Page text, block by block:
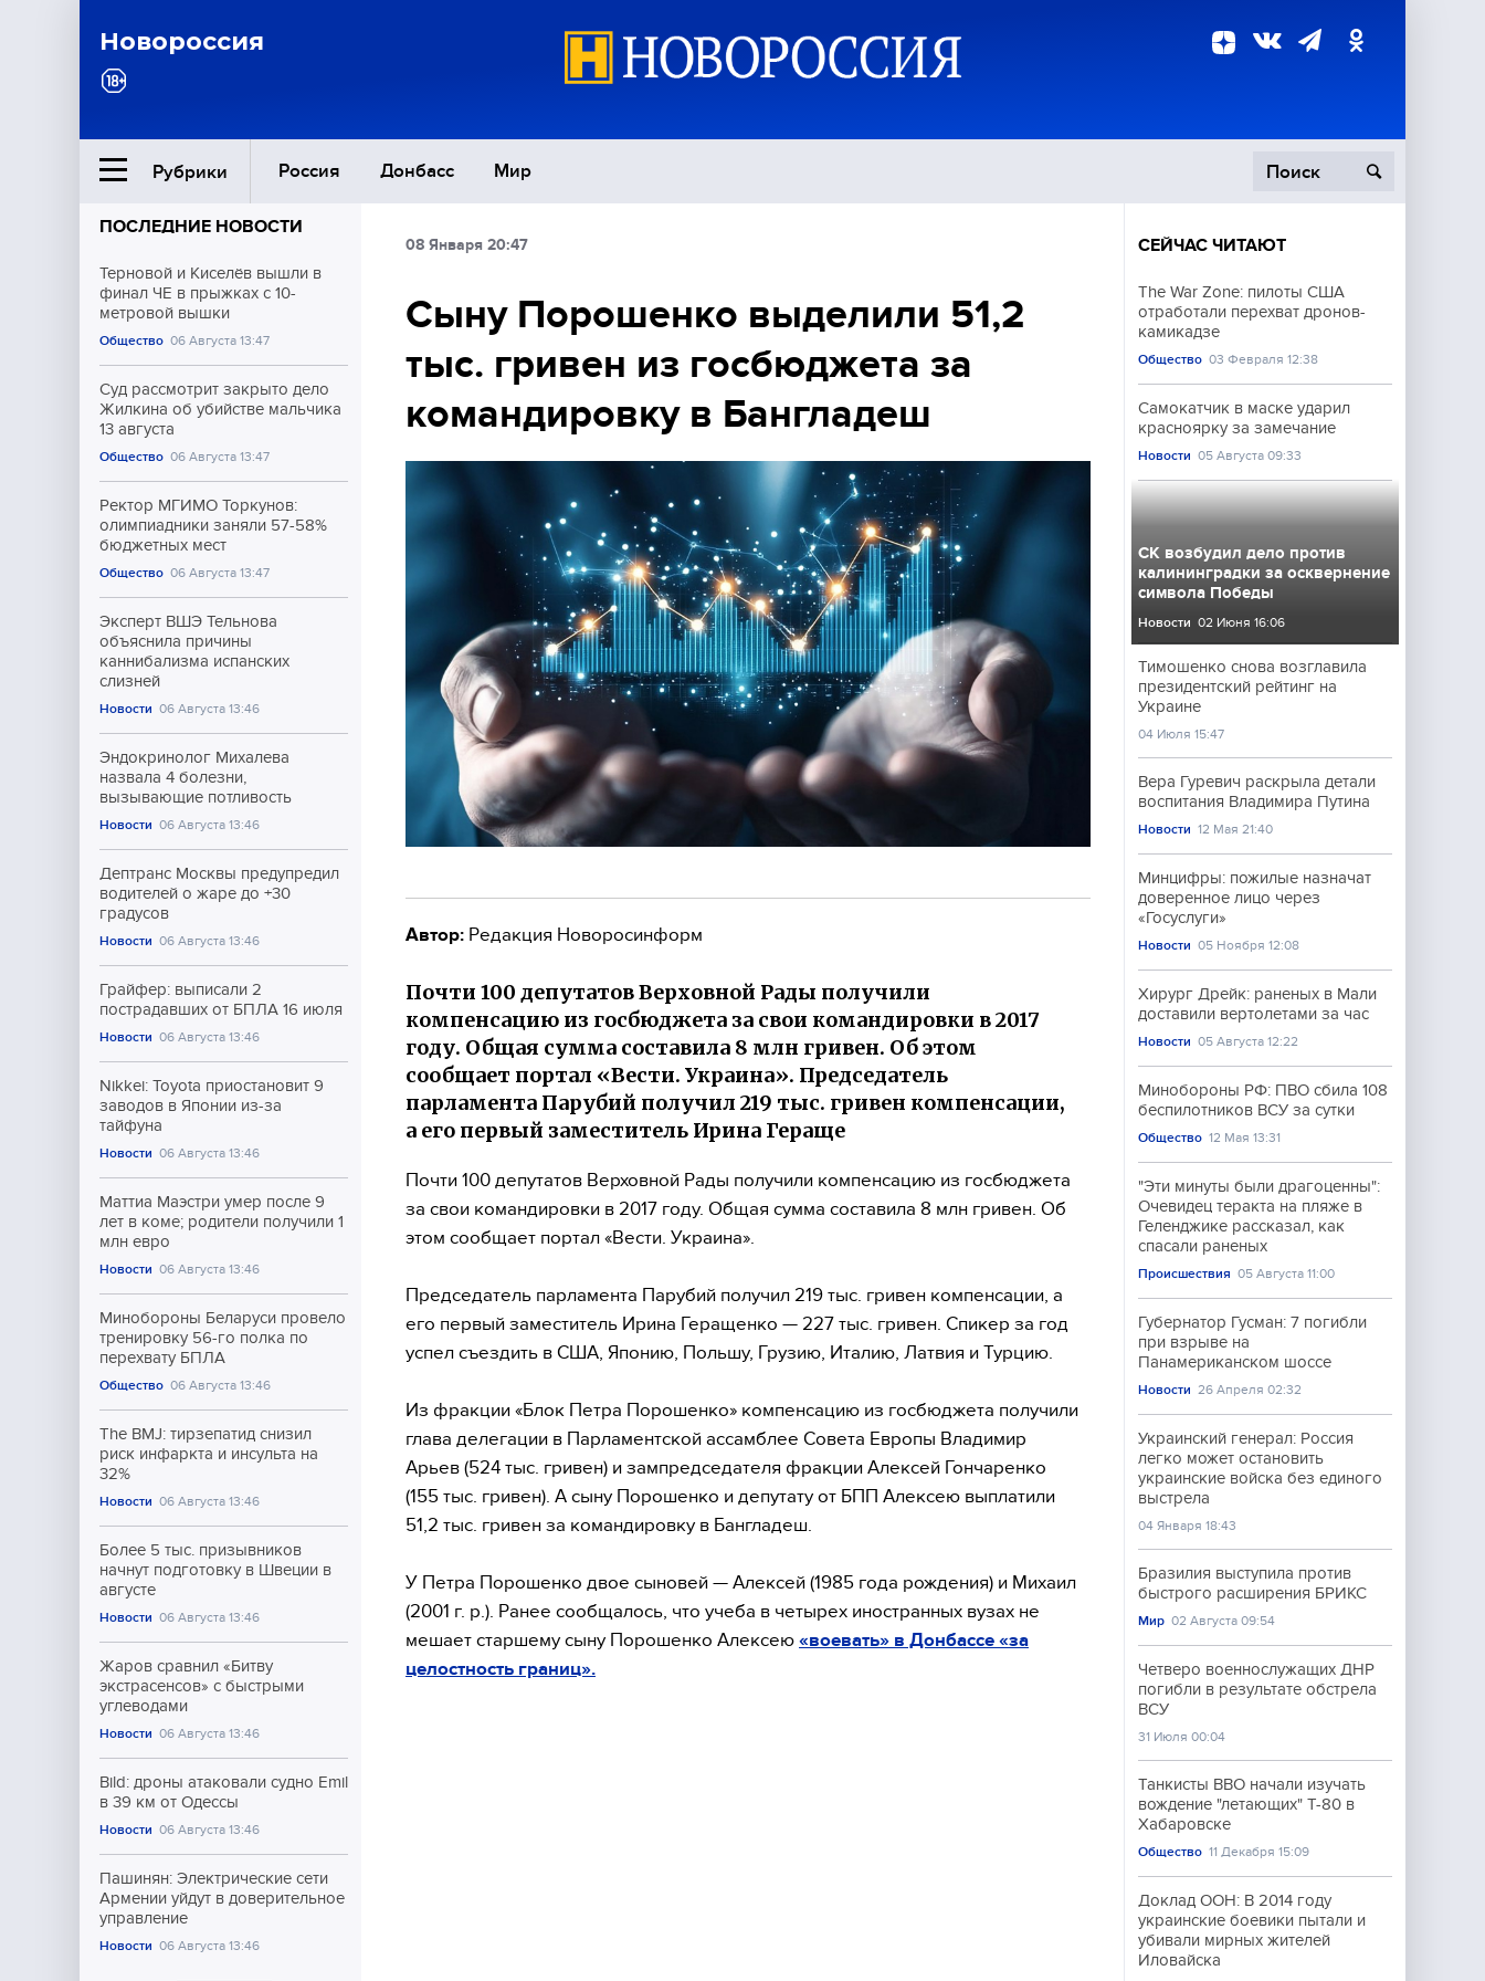
Новороссия
Рубрики Россия Донбасс Мир
Ближний Восток
Общество
Экономика
Происшествия
Культура
ПОСЛЕДНИЕ НОВОСТИ
Терновой и Киселёв вышли в
финал ЧЕ в прыжках с 10-
метровой вышки
Общество 06 Августа 13:47
Суд рассмотрит закрыто дело
Жилкина об убийстве мальчика
13 августа
Общество 06 Августа 13:47
Ректор МГИМО Торкунов:
олимпиадники заняли 57-58%
бюджетных мест
Общество 06 Августа 13:47
Эксперт ВШЭ Тельнова
объяснила причины
каннибализма испанских
слизней
Новости 06 Августа 13:46
Эндокринолог Михалева
назвала 4 болезни,
вызывающие потливость
Новости 06 Августа 13:46
Дептранс Москвы предупредил
водителей о жаре до +30
градусов
Новости 06 Августа 13:46
Грайфер: выписали 2
пострадавших от БПЛА 16 июля
Новости 06 Августа 13:46
Nikkei: Toyota приостановит 9
заводов в Японии из-за
тайфуна
Новости 06 Августа 13:46
Маттиа Маэстри умер после 9
лет в коме; родители получили 1
млн евро
Новости 06 Августа 13:46
Минобороны Беларуси провело
тренировку 56-го полка по
перехвату БПЛА
Общество 06 Августа 13:46
The BMJ: тирзепатид снизил
риск инфаркта и инсульта на
32%
Новости 06 Августа 13:46
Более 5 тыс. призывников
начнут подготовку в Швеции в
августе
Новости 06 Августа 13:46
Жаров сравнил «Битву
экстрасенсов» с быстрыми
углеводами
Новости 06 Августа 13:46
Bild: дроны атаковали судно Emil
в 39 км от Одессы
Новости 06 Августа 13:46
Пашинян: Электрические сети
Армении уйдут в доверительное
управление
Новости 06 Августа 13:46
08 Января 20:47
Сыну Порошенко выделили 51,2
тыс. гривен из госбюджета за
командировку в Бангладеш
Автор: Редакция Новоросинформ
Почти 100 депутатов Верховной Рады получили
компенсацию из госбюджета за свои командировки в 2017
году. Общая сумма составила 8 млн гривен. Об этом
сообщает портал «Вести. Украина». Председатель
парламента Парубий получил 219 тыс. гривен компенсации,
а его первый заместитель Ирина Гераще
Почти 100 депутатов Верховной Рады получили компенсацию из госбюджета
за свои командировки в 2017 году. Общая сумма составила 8 млн гривен. Об
этом сообщает портал «Вести. Украина».
Председатель парламента Парубий получил 219 тыс. гривен компенсации, а
его первый заместитель Ирина Геращенко — 227 тыс. гривен. Спикер за год
успел съездить в США, Японию, Польшу, Грузию, Италию, Латвия и Турцию.
Из фракции «Блок Петра Порошенко» компенсацию из госбюджета получили
глава делегации в Парламентской ассамблее Совета Европы Владимир
Арьев (524 тыс. гривен) и зампредседателя фракции Алексей Гончаренко
(155 тыс. гривен). А сыну Порошенко и депутату от БПП Алексею выплатили
51,2 тыс. гривен за командировку в Бангладеш.
У Петра Порошенко двое сыновей — Алексей (1985 года рождения) и Михаил
(2001 г. р.). Ранее сообщалось, что учеба в четырех иностранных вузах не
мешает старшему сыну Порошенко Алексею «воевать» в Донбассе «за
целостность границ».
СЕЙЧАС ЧИТАЮТ
The War Zone: пилоты США
отработали перехват дронов-
камикадзе
Общество 03 Февраля 12:38
Самокатчик в маске ударил
красноярку за замечание
Новости 05 Августа 09:33
СК возбудил дело против
калининградки за осквернение
символа Победы
Новости 02 Июня 16:06
Тимошенко снова возглавила
президентский рейтинг на
Украине
04 Июля 15:47
Вера Гуревич раскрыла детали
воспитания Владимира Путина
Новости 12 Мая 21:40
Минцифры: пожилые назначат
доверенное лицо через
«Госуслуги»
Новости 05 Ноября 12:08
Хирург Дрейк: раненых в Мали
доставили вертолетами за час
Новости 05 Августа 12:22
Минобороны РФ: ПВО сбила 108
беспилотников ВСУ за сутки
Общество 12 Мая 13:31
"Эти минуты были драгоценны":
Очевидец теракта на пляже в
Геленджике рассказал, как
спасали раненых
Происшествия 05 Августа 11:00
Губернатор Гусман: 7 погибли
при взрыве на
Панамериканском шоссе
Новости 26 Апреля 02:32
Украинский генерал: Россия
легко может остановить
украинские войска без единого
выстрела
04 Января 18:43
Бразилия выступила против
быстрого расширения БРИКС
Мир 02 Августа 09:54
Четверо военнослужащих ДНР
погибли в результате обстрела
ВСУ
31 Июля 00:04
Танкисты ВВО начали изучать
вождение "летающих" Т-80 в
Хабаровске
Общество 11 Декабря 15:09
Доклад ООН: В 2014 году
украинские боевики пытали и
убивали мирных жителей
Иловайска